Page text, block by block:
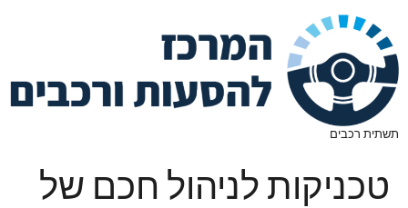
תשתית רכבים
טכניקות לניהול חכם של